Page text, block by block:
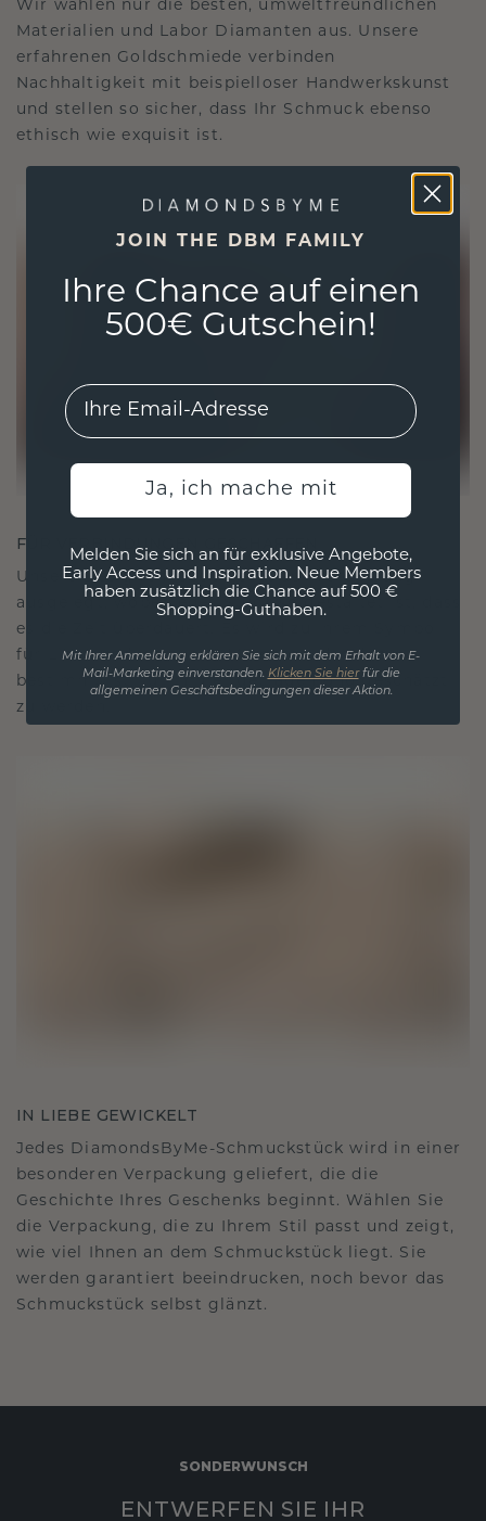
Wir wählen nur die besten, umweltfreundlichen
Materialien und Labor Diamanten aus. Unsere
erfahrenen Goldschmiede verbinden
Nachhaltigkeit mit beispielloser Handwerkskunst
und stellen so sicher, dass Ihr Schmuck ebenso
ethisch wie exquisit ist.
FÜR VERBINDUNGEN GESCHAFFEN
Unsere Designphilosophie ist auf Verbindung
ausgelegt, wobei jedes Stück so gestaltet ist, dass
es die Zeit überdauert. Es wird zu Ihrem Symbol
für Liebe und wertvolle Momente, das dazu
bestimmt ist, für immer getragen und geschätzt
zu werden.
IN LIEBE GEWICKELT
Jedes DiamondsByMe-Schmuckstück wird in einer
besonderen Verpackung geliefert, die die
Geschichte Ihres Geschenks beginnt. Wählen Sie
die Verpackung, die zu Ihrem Stil passt und zeigt,
wie viel Ihnen an dem Schmuckstück liegt. Sie
werden garantiert beeindrucken, noch bevor das
Schmuckstück selbst glänzt.
SONDERWUNSCH
ENTWERFEN SIE IHR
JOIN THE DBM FAMILY
Ihre Chance auf einen
500€ Gutschein!
EMail
Ja, ich mache mit
Melden Sie sich an für exklusive Angebote,
Early Access und Inspiration. Neue Members
haben zusätzlich die Chance auf 500 €
Shopping-Guthaben.
Mit Ihrer Anmeldung erklären Sie sich mit dem Erhalt von E-
Mail-Marketing einverstanden. Klicken Sie hierfür die
allgemeinen Geschäftsbedingungen dieser Aktion.